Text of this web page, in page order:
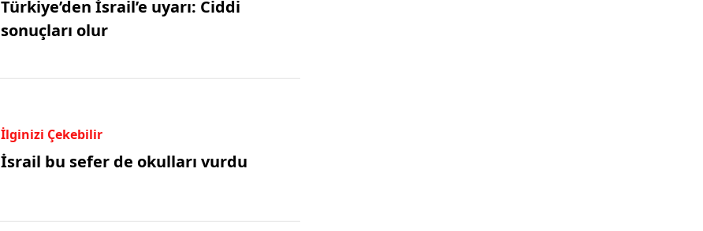
Türkiye’den İsrail’e uyarı: Ciddi
sonuçları olur
İlginizi Çekebilir
İsrail bu sefer de okulları vurdu